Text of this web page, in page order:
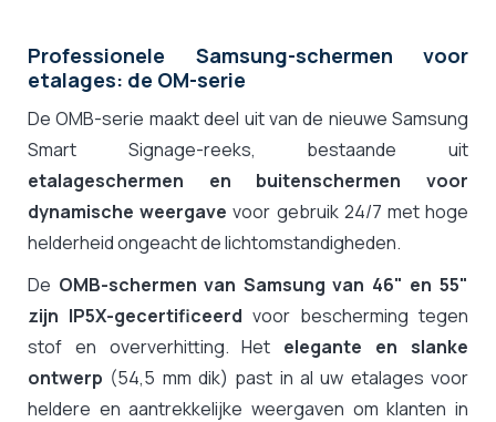
Professionele Samsung-schermen voor
etalages: de OM-serie
De OMB-serie maakt deel uit van de nieuwe Samsung
Smart Signage-reeks, bestaande uit
etalageschermen en buitenschermen voor
dynamische weergave voor gebruik 24/7 met hoge
helderheid ongeacht de lichtomstandigheden.
De OMB-schermen van Samsung van 46" en 55"
zijn IP5X-gecertificeerd voor bescherming tegen
stof en oververhitting. Het elegante en slanke
ontwerp (54,5 mm dik) past in al uw etalages voor
heldere en aantrekkelijke weergaven om klanten in